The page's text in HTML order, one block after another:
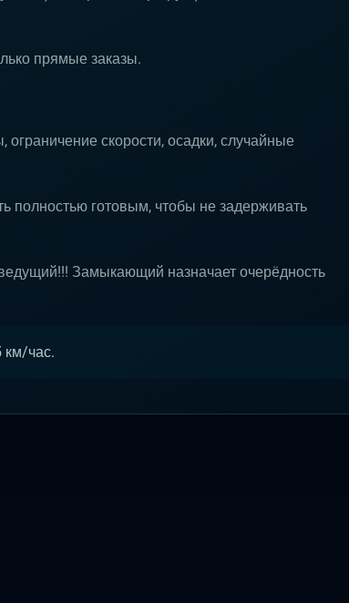
прямые заказы.
скорости, осадки, случайные
полностью готовым, чтобы не задерживать
Замыкающий назначает очерёдность
км/час.